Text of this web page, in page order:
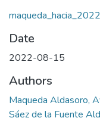
Date
2022-08-15
Authors
Maqueda Aldasoro,
Sáez de la Fuente